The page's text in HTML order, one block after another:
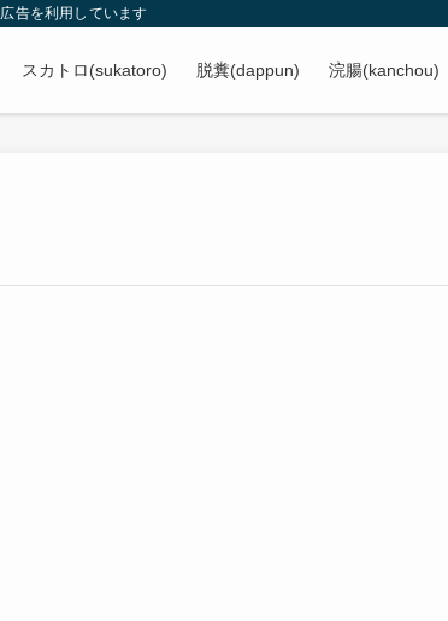
告を利用しています
スカトロ(sukatoro) 脱糞(dappun) 浣腸(kanchou)